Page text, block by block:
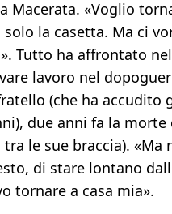
Macerata. «Voglio
la casetta. Ma ci
Tutto ha affrontato
lavoro nel
(che ha accudito
due anni fa la morte
le sue braccia). «Ma
di stare lontano
tornare a casa mia».